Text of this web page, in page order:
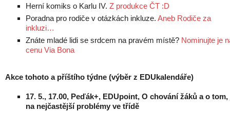
Herní komiks o Karlu IV. Z produkce ČT :D
Poradna pro rodiče v otázkách inkluze. Aneb Rodiče za
inkluzi…
Znáte mladé lidi se srdcem na pravém místě? Nominujte je
cenu Via Bona
Akce tohoto a příštího týdne (výběr z EDUkalendáře)
17. 5., 17.00, Peďák+, EDUpoint, O chování žáků a o tom,
na nejčastější problémy ve třídě